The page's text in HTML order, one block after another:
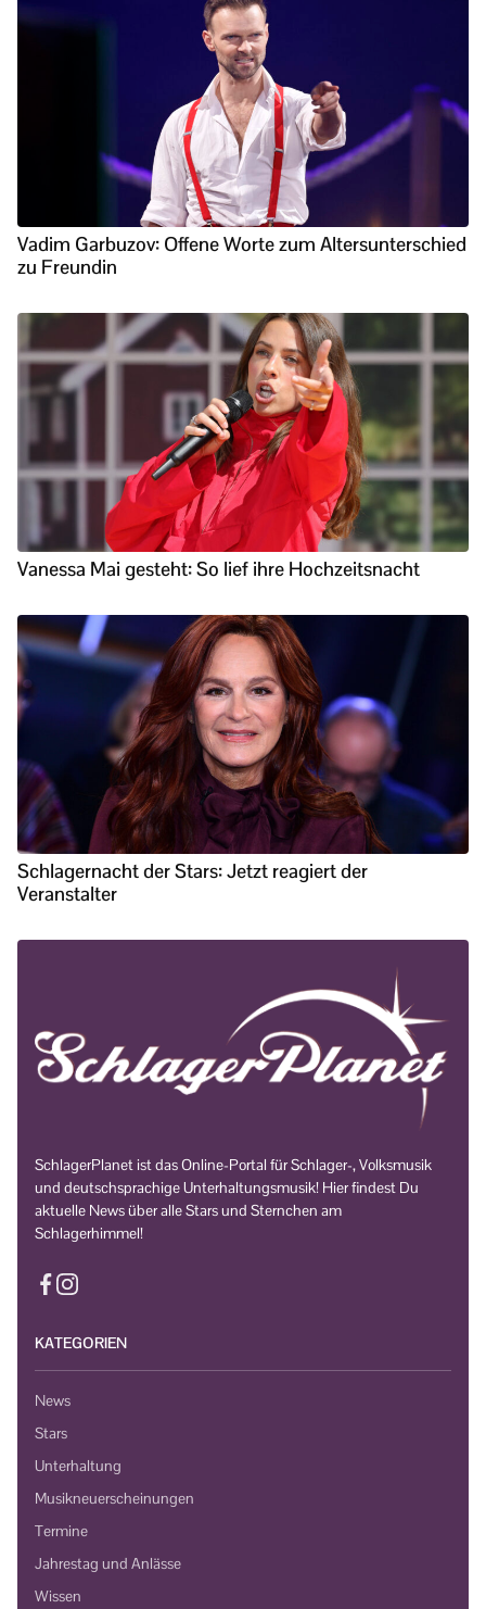
Vadim Garbuzov: Offene Worte zum Altersunterschied
zu Freundin
Vanessa Mai gesteht: So lief ihre Hochzeitsnacht
Schlagernacht der Stars: Jetzt reagiert der
Veranstalter
SchlagerPlanet ist das Online-Portal für Schlager-, Volksmusik
und deutschsprachige Unterhaltungsmusik! Hier findest Du
aktuelle News über alle Stars und Sternchen am
Schlagerhimmel!
KATEGORIEN
News
Stars
Unterhaltung
Musikneuerscheinungen
Termine
Jahrestag und Anlässe
Wissen